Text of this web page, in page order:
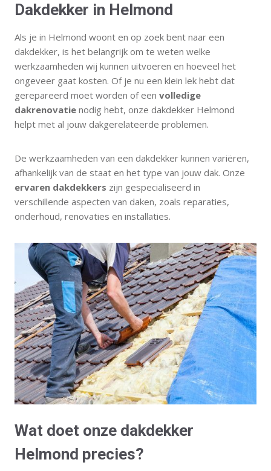
Dakdekker in Helmond
Als je in Helmond woont en op zoek bent naar een
dakdekker, is het belangrijk om te weten welke
werkzaamheden wij kunnen uitvoeren en hoeveel het
ongeveer gaat kosten. Of je nu een klein lek hebt dat
gerepareerd moet worden of een volledige
dakrenovatie nodig hebt, onze dakdekker Helmond
helpt met al jouw dakgerelateerde problemen.
De werkzaamheden van een dakdekker kunnen variëren,
afhankelijk van de staat en het type van jouw dak. Onze
ervaren dakdekkers zijn gespecialiseerd in
verschillende aspecten van daken, zoals reparaties,
onderhoud, renovaties en installaties.
Wat doet onze dakdekker
Helmond precies?